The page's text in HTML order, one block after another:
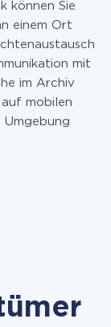
können Sie
einem Ort
mit
im Archiv
mobilen
Umgebung